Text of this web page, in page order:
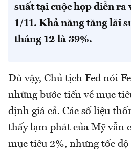
suất tại cuộc họp diễn ra
1/11. Khả năng tăng lãi
tháng 12 là 39%.
Dù vậy, Chủ tịch Fed nói
những bước tiến về mục
định giá cả. Các số liệu
thấy lạm phát của Mỹ vẫn
mục tiêu 2%, nhưng tốc độ